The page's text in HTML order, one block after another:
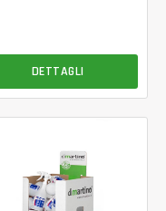
DETTAGLI